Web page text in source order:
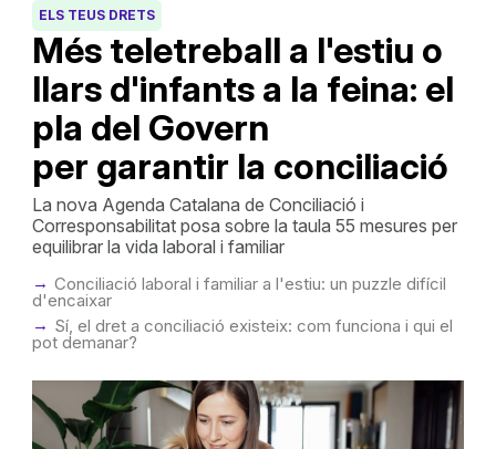
Més teletreball a l'estiu o
llars d'infants a la feina: el
pla del Govern
per garantir la conciliació
ELS TEUS DRETS
La nova Agenda Catalana de Conciliació i
Corresponsabilitat posa sobre la taula 55 mesures per
equilibrar la vida laboral i familiar
Conciliació laboral i familiar a l'estiu: un puzzle difícil
d'encaixar
Sí, el dret a conciliació existeix: com funciona i qui el
pot demanar?